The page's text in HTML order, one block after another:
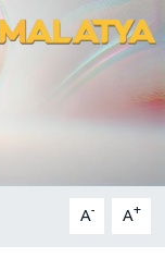
A- A+